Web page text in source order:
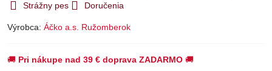
Strážny pes
Doručenia
Výrobca: Áčko a.s. Ružomberok
🚚 Pri nákupe nad 39 € doprava ZADARMO 🚚